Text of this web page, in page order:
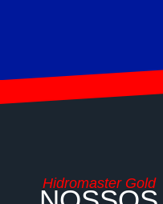
Hidromaster Gold